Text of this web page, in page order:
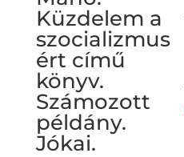
Küzdelem a
szocializmus
ért című
könyv.
Számozott
példány.
Jókai.